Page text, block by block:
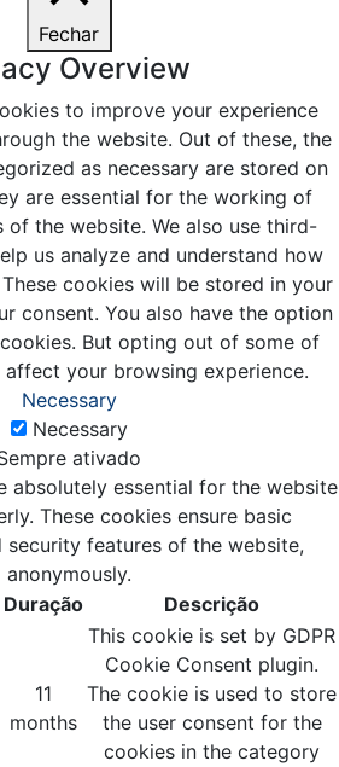
Fechar
Overview
to improve your experience
the website. Out of these, the
as necessary are stored on
are essential for the working of
of the website. We also use third-
us analyze and understand how
cookies will be stored in your
consent. You also have the option
But opting out of some of
your browsing experience.
Necessary
Necessary
ativado
absolutely essential for the website
These cookies ensure basic
security features of the website,
anonymously.
Duração Descrição
11
months
This cookie is set by GDPR
Cookie Consent plugin.
The cookie is used to store
the user consent for the
cookies in the category